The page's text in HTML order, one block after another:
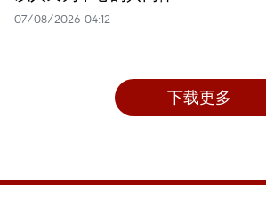
07/08/2026 04:12
下载更多